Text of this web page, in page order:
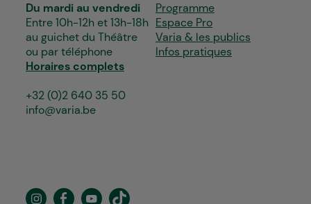
Du mardi au vendredi
Entre 10h-12h et 13h-18h
au guichet du Théâtre
ou par téléphone
Horaires complets
+32 (0)2 640 35 50
info@varia.be
Programme
Espace Pro
Varia & les publics
Infos pratiques